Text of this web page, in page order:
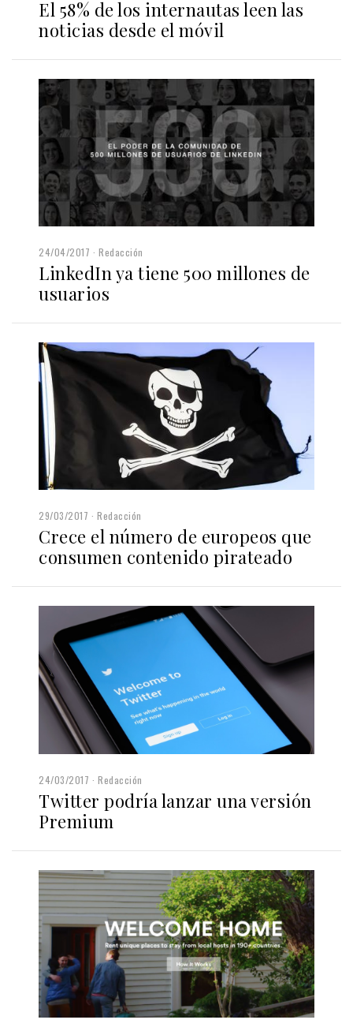
El 58% de los internautas leen las
noticias desde el móvil
24/04/2017 Redacción
LinkedIn ya tiene 500 millones de
usuarios
29/03/2017 Redacción
Crece el número de europeos que
consumen contenido pirateado
24/03/2017 Redacción
Twitter podría lanzar una versión
Premium